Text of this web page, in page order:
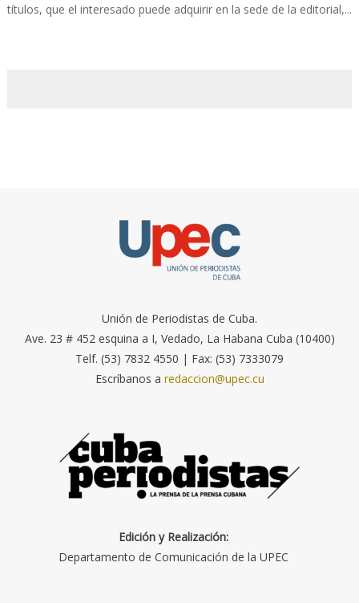
títulos, que el interesado puede adquirir en la sede de la editorial,...
Unión de Periodistas de Cuba.
Ave. 23 # 452 esquina a I, Vedado, La Habana Cuba (10400)
Telf. (53) 7832 4550 | Fax: (53) 7333079
Escríbanos a redaccion@upec.cu
Edición y Realización:
Departamento de Comunicación de la UPEC